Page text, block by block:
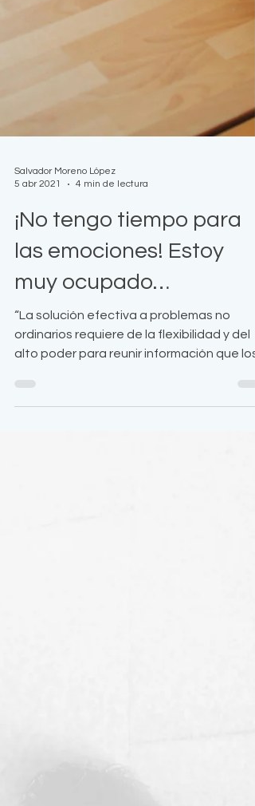
¡No tengo tiempo para
las emociones! Estoy
muy ocupado…
“La solución efectiva a problemas no
ordinarios requiere de la flexibilidad y del